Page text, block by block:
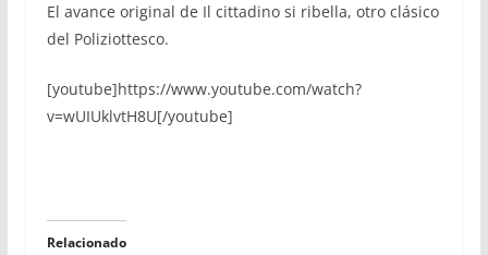
El avance original de Il cittadino si ribella, otro clásico
del Poliziottesco.
[youtube]https://www.youtube.com/watch?
v=wUIUklvtH8U[/youtube]
Relacionado